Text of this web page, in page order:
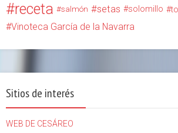
receta salmón setas solomillo
Vinoteca García de la Navarra
Sitios de interés
WEB DE CESÁREO